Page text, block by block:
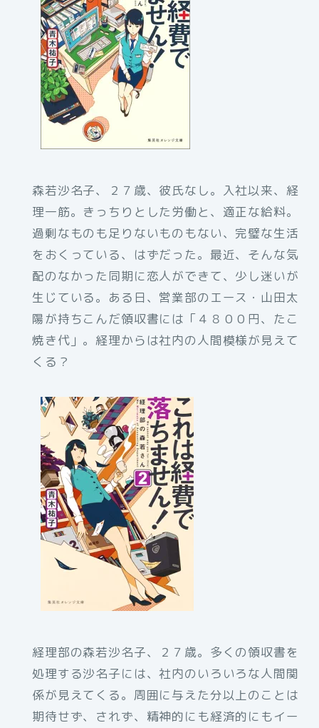
森若沙名子、２７歳、彼氏なし。入社以来、経
理一筋。きっちりとした労働と、適正な給料。
過剰なものも足りないものもない、完璧な生活
をおくっている、はずだった。最近、そんな気
配のなかった同期に恋人ができて、少し迷いが
生じている。ある日、営業部のエース・山田太
陽が持ちこんだ領収書には「４８００円、たこ
焼き代」。経理からは社内の人間模様が見えて
くる？
経理部の森若沙名子、２７歳。多くの領収書を
処理する沙名子には、社内のいろいろな人間関
係が見えてくる。周囲に与えた分以上のことは
期待せず、されず、精神的にも経済的にもイー